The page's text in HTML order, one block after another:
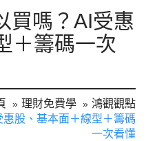
買嗎？AI受惠
＋籌碼一次
理財免費學
鴻觀觀點
股、基本面＋線型＋籌碼
一次看懂